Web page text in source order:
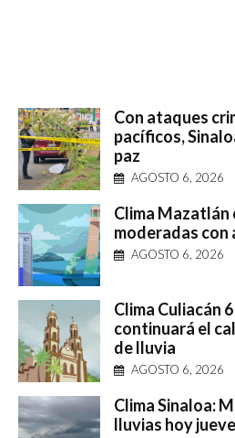
Con ataques
pacíficos,
paz
AGOSTO 6, 2026
Clima Mazatlán
moderadas
AGOSTO 6, 2026
Clima Culiacán
continuará el
de lluvia
AGOSTO 6, 2026
Clima Sinaloa:
lluvias hoy